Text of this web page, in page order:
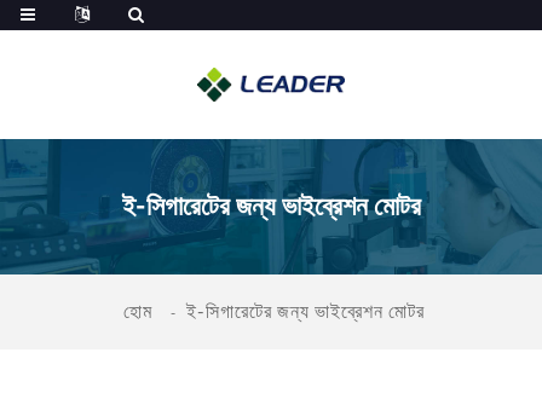
ই-সিগারেটের জন্য ভাইব্রেশন মোটর
হোম ই-সিগারেটের জন্য ভাইব্রেশন মোটর